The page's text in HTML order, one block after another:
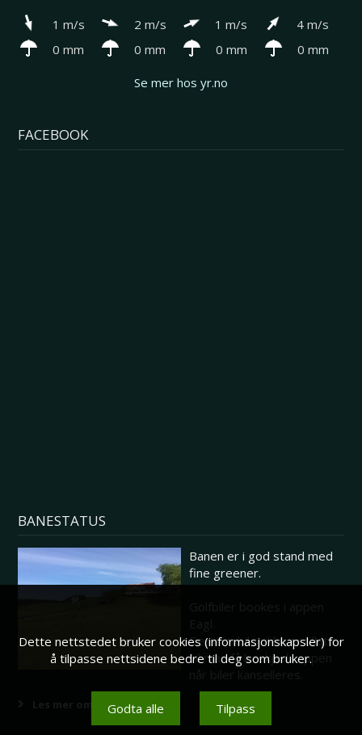
1 m/s
0 mm
2 m/s
0 mm
1 m/s
0 mm
4 m/s
0 mm
Se mer hos yr.no
FACEBOOK
BANESTATUS
Banen er i god stand med
fine greener.
Dersom biler ikke er tillatt
vil man få beskjed i appen
Les mer om banestatus her
Dette nettstedet bruker cookies (informasjonskapsler) for
å tilpasse nettsidene bedre til deg som bruker.
Godta alle Tilpass